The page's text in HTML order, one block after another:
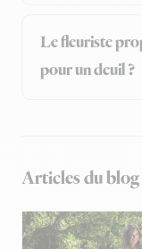
Le fleuriste
pour un deuil ?
Articles du